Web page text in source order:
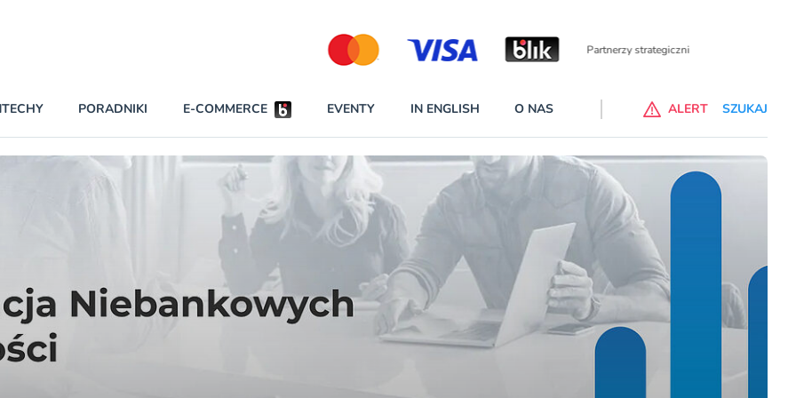
Partnerzy wspierający
BEZPIECZEŃSTWO
RAPORTY SPECJALNE
NAJCZĘŚCIEJ CZYTANE
Dwa nielegalne banki na liście ostrzeżeń KNF
Obie firmy wprowadzone na listę ostrzeżeń naruszyły ustawę Prawo bankowe
Czytaj więcej
PORADNIKI E-COMMERCE EVENTY IN ENGLISH O NAS ALERT SZUKAJ